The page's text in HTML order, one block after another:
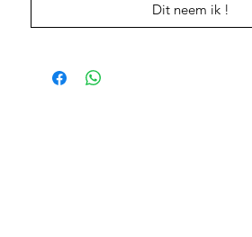
Dit neem ik !